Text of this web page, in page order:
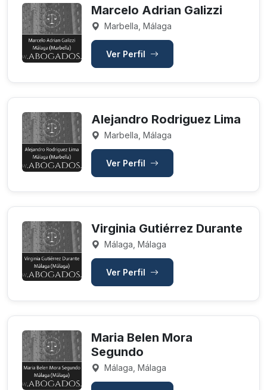
Marcelo Adrian Galizzi
Marbella, Málaga
Ver Perfil
Alejandro Rodriguez Lima
Marbella, Málaga
Ver Perfil
Virginia Gutiérrez Durante
Málaga, Málaga
Ver Perfil
Maria Belen Mora
Segundo
Málaga, Málaga